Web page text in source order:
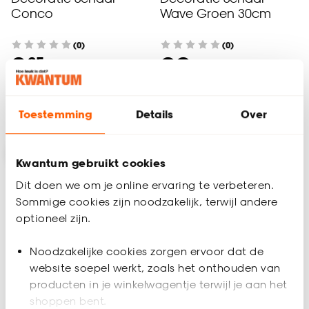
Toestemming Details Over
Kwantum gebruikt cookies
Dit doen we om je online ervaring te verbeteren.
Sommige cookies zijn noodzakelijk, terwijl andere
optioneel zijn.
Noodzakelijke cookies zorgen ervoor dat de
website soepel werkt, zoals het onthouden van
producten in je winkelwagentje terwijl je aan het
shoppen bent.
Conco
(0)
8.25
Binnen 2-3 werkdagen bezorgd
Wave Groen 30cm
(0)
22.
Binnen 2-3 werkdagen bezorgd